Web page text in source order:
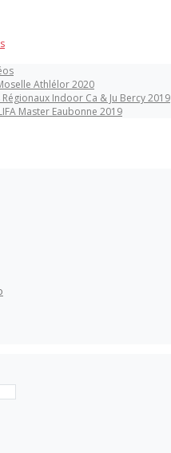
Athlélor 2020
Indoor Ca & Ju Bercy 2019
Master Eaubonne 2019